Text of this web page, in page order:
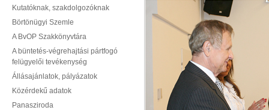
Kutatóknak, szakdolgozóknak
Börtönügyi Szemle
A BvOP Szakkönyvtára
A büntetés-végrehajtási pártfogó
felügyelői tevékenység
Állásajánlatok, pályázatok
Közérdekű adatok
Panasziroda